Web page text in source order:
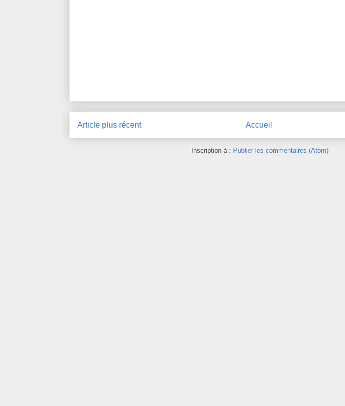
Article plus récent Accueil
Inscription à : Publier les commentaires (Atom)